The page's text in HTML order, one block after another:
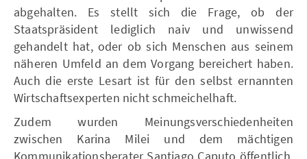
abgehalten. Es stellt sich die Frage, ob der
Staatspräsident lediglich naiv und unwissend
gehandelt hat, oder ob sich Menschen aus seinem
näheren Umfeld an dem Vorgang bereichert haben.
Auch die erste Lesart ist für den selbst ernannten
Wirtschaftsexperten nicht schmeichelhaft.
Zudem wurden Meinungsverschiedenheiten
zwischen Karina Milei und dem mächtigen
Kommunikationsberater Santiago Caputo öffentlich,